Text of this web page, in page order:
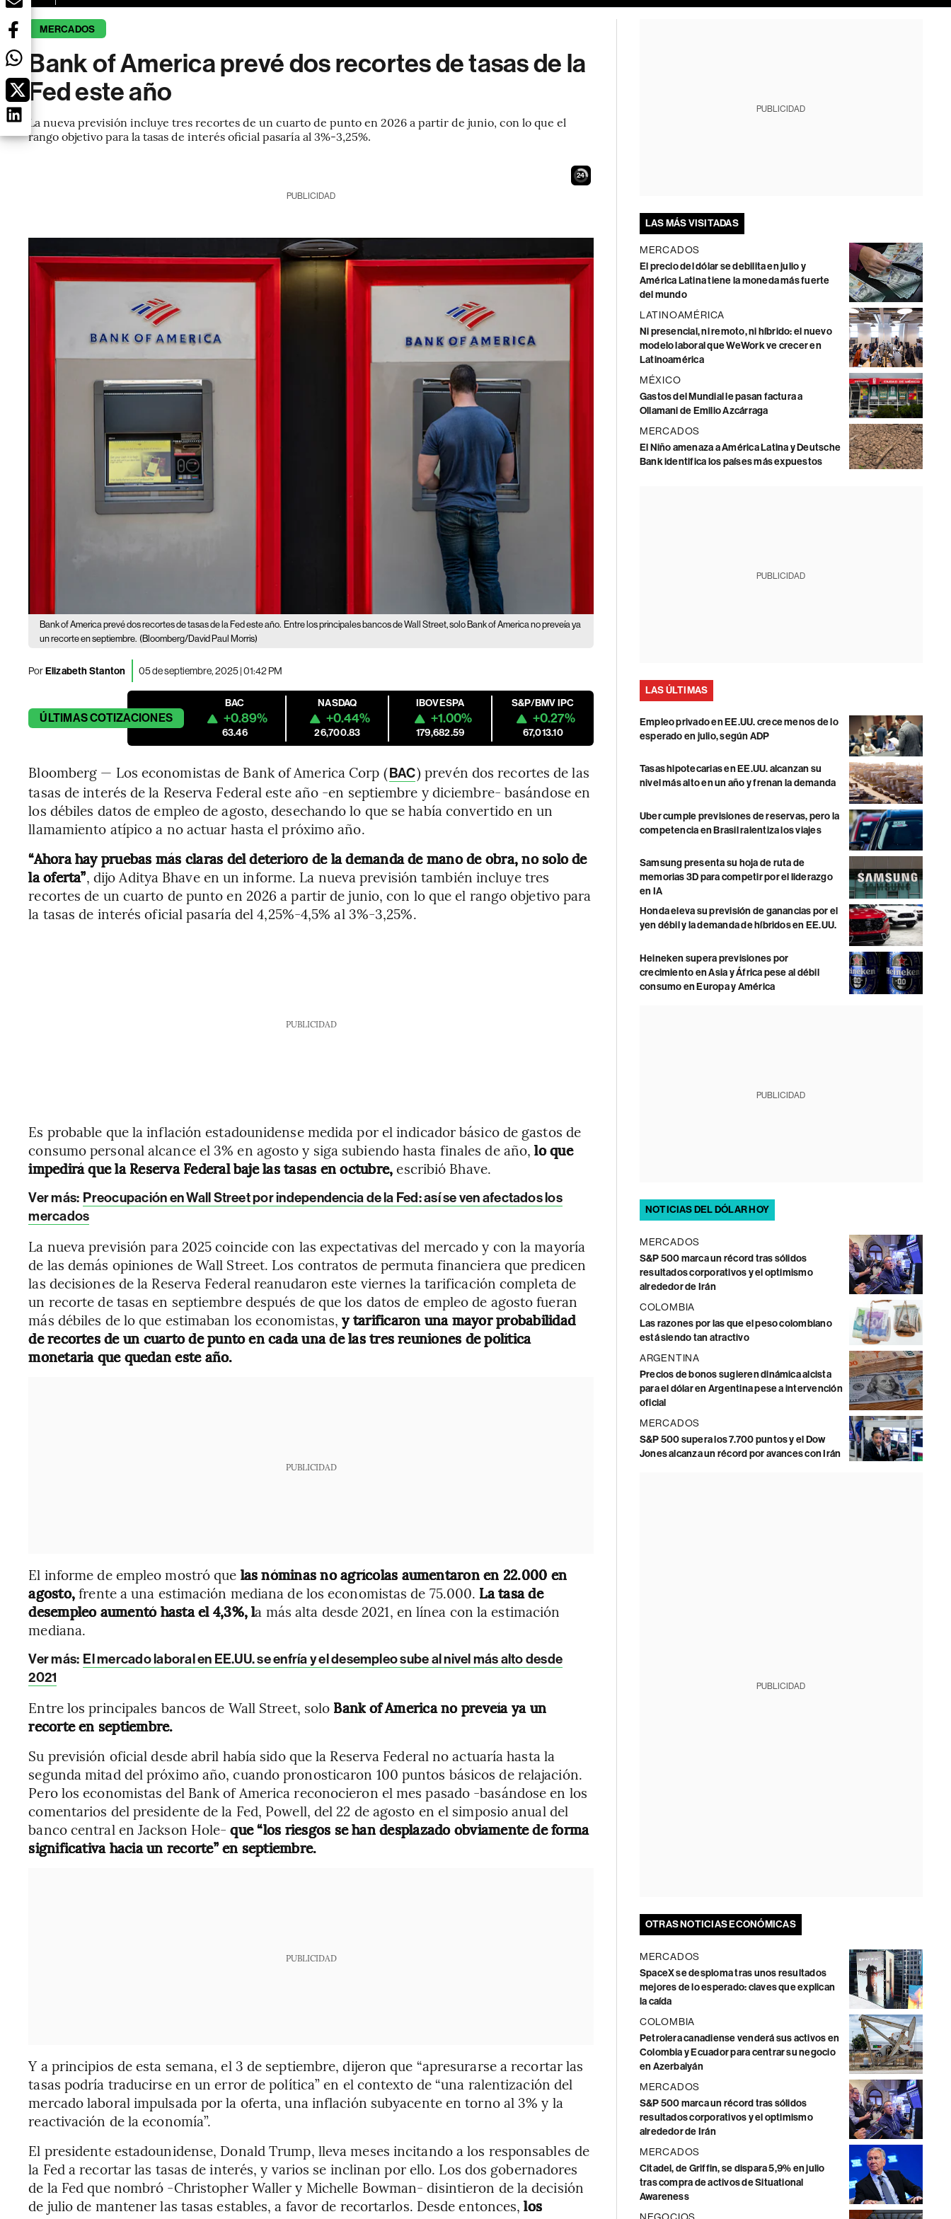
MERCADOS
Bank of America prevé dos recortes de tasas de la
Fed este año
La nueva previsión incluye tres recortes de un cuarto de punto en 2026 a partir de junio, con lo que el
rango objetivo para la tasas de interés oficial pasaría al 3%-3,25%.
23
PUBLICIDAD
Bank of America prevé dos recortes de tasas de la Fed este año. Entre los principales bancos de Wall Street, solo Bank of America no preveía ya
un recorte en septiembre. (Bloomberg/David Paul Morris)
PorElizabeth Stanton 05 de septiembre, 2025 | 01:42 PM
ÚLTIMASCOTIZACIONES
BAC
+0.89%
63.46
NASDAQ
+0.44%
26,700.83
IBOVESPA
+1.00%
179,682.59
S&P/BMV IPC
+0.27%
67,013.10
Bloomberg — Los economistas de Bank of America Corp (BAC) prevén dos recortes de las
tasas de interés de la Reserva Federal este año -en septiembre y diciembre- basándose en
los débiles datos de empleo de agosto, desechando lo que se había convertido en un
llamamiento atípico a no actuar hasta el próximo año.
“Ahora hay pruebas más claras del deterioro de la demanda de mano de obra, no solo de
la oferta”, dijo Aditya Bhave en un informe. La nueva previsión también incluye tres
recortes de un cuarto de punto en 2026 a partir de junio, con lo que el rango objetivo para
la tasas de interés oficial pasaría del 4,25%-4,5% al 3%-3,25%.
PUBLICIDAD
Es probable que la inflación estadounidense medida por el indicador básico de gastos de
consumo personal alcance el 3% en agosto y siga subiendo hasta finales de año, lo que
impedirá que la Reserva Federal baje las tasas en octubre,escribió Bhave.
Ver más: Preocupación en Wall Street por independencia de la Fed: así se ven afectados los
mercados
La nueva previsión para 2025 coincide con las expectativas del mercado y con la mayoría
de las demás opiniones de Wall Street. Los contratos de permuta financiera que predicen
las decisiones de la Reserva Federal reanudaron este viernes la tarificación completa de
un recorte de tasas en septiembre después de que los datos de empleo de agosto fueran
más débiles de lo que estimaban los economistas, y tarificaron una mayor probabilidad
de recortes de un cuarto de punto en cada una de las tres reuniones de política
monetaria que quedan este año.
PUBLICIDAD
El informe de empleo mostró que las nóminas no agrícolas aumentaron en 22.000 en
agosto,frente a una estimación mediana de los economistas de 75.000. La tasa de
desempleo aumentó hasta el 4,3%, la más alta desde 2021, en línea con la estimación
mediana.
Ver más: El mercado laboral en EE.UU. se enfría y el desempleo sube al nivel más alto desde
2021
Entre los principales bancos de Wall Street, solo Bank of America no preveía ya un
recorte en septiembre.
Su previsión oficial desde abril había sido que la Reserva Federal no actuaría hasta la
segunda mitad del próximo año, cuando pronosticaron 100 puntos básicos de relajación.
Pero los economistas del Bank of America reconocieron el mes pasado -basándose en los
comentarios del presidente de la Fed, Powell, del 22 de agosto en el simposio anual del
banco central en Jackson Hole-que “los riesgos se han desplazado obviamente de forma
significativa hacia un recorte” en septiembre.
PUBLICIDAD
Y a principios de esta semana, el 3 de septiembre, dijeron que “apresurarse a recortar las
tasas podría traducirse en un error de política” en el contexto de “una ralentización del
mercado laboral impulsada por la oferta, una inflación subyacente en torno al 3% y la
reactivación de la economía”.
El presidente estadounidense, Donald Trump, lleva meses incitando a los responsables de
la Fed a recortar las tasas de interés, y varios se inclinan por ello. Los dos gobernadores
de la Fed que nombró -Christopher Waller y Michelle Bowman- disintieron de la decisión
de julio de mantener las tasas estables, a favor de recortarlos. Desde entonces,los
PUBLICIDAD
LAS MÁS VISITADAS
MERCADOS
El precio del dólar se debilita en julio y
América Latina tiene la moneda más fuerte
del mundo
LATINOAMÉRICA
Ni presencial, ni remoto, ni híbrido: el nuevo
modelo laboral que WeWork ve crecer en
Latinoamérica
MÉXICO
Gastos del Mundial le pasan factura a
Ollamani de Emilio Azcárraga
MERCADOS
El Niño amenaza a América Latina y Deutsche
Bank identifica los países más expuestos
PUBLICIDAD
LAS ÚLTIMAS
Empleo privado en EE.UU. crece menos de lo
esperado en julio, según ADP
Tasas hipotecarias en EE.UU. alcanzan su
nivel más alto en un año y frenan la demanda
Uber cumple previsiones de reservas, pero la
competencia en Brasil ralentiza los viajes
Samsung presenta su hoja de ruta de
memorias 3D para competir por el liderazgo
en IA
Honda eleva su previsión de ganancias por el
yen débil y la demanda de híbridos en EE.UU.
Heineken supera previsiones por
crecimiento en Asia y África pese al débil
consumo en Europa y América
PUBLICIDAD
NOTICIAS DEL DÓLAR HOY
MERCADOS
S&P 500 marca un récord tras sólidos
resultados corporativos y el optimismo
alrededor de Irán
COLOMBIA
Las razones por las que el peso colombiano
está siendo tan atractivo
ARGENTINA
Precios de bonos sugieren dinámica alcista
para el dólar en Argentina pese a intervención
oficial
MERCADOS
S&P 500 supera los 7.700 puntos y el Dow
Jones alcanza un récord por avances con Irán
PUBLICIDAD
OTRAS NOTICIAS ECONÓMICAS
MERCADOS
SpaceX se desploma tras unos resultados
mejores de lo esperado: claves que explican
la caída
COLOMBIA
Petrolera canadiense venderá sus activos en
Colombia y Ecuador para centrar su negocio
en Azerbaiyán
MERCADOS
S&P 500 marca un récord tras sólidos
resultados corporativos y el optimismo
alrededor de Irán
MERCADOS
Citadel, de Griffin, se dispara 5,9% en julio
tras compra de activos de Situational
Awareness
NEGOCIOS